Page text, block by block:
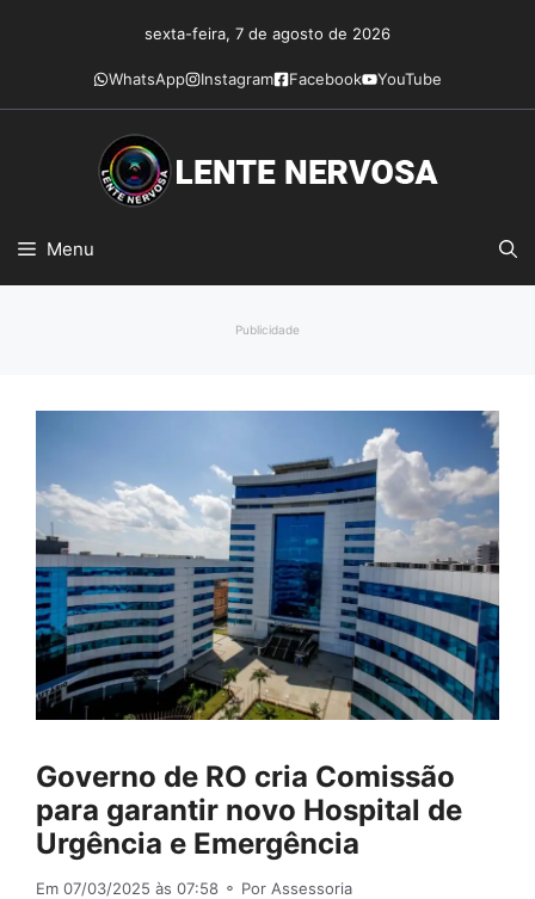
conteúdo
sexta-feira, 7 de agosto de 2026
WhatsApp Instagram Facebook YouTube
Menu
Publicidade
Governo de RO cria Comissão
para garantir novo Hospital de
Urgência e Emergência
Em 07/03/2025 às 07:58 ⚬ Por Assessoria